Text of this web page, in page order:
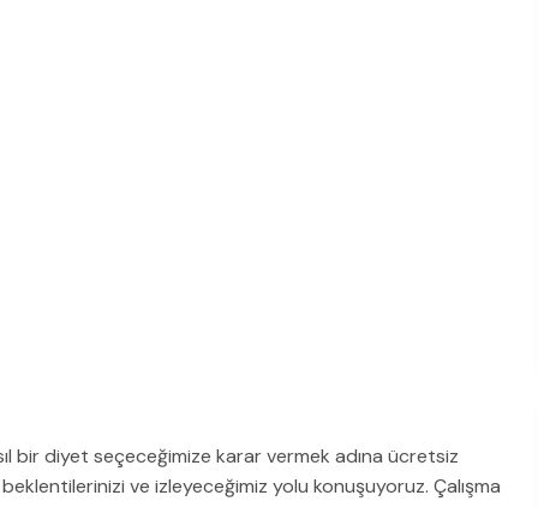
bir diyet seçeceğimize karar vermek adına ücretsiz
ve izleyeceğimiz yolu konuşuyoruz. Çalışma